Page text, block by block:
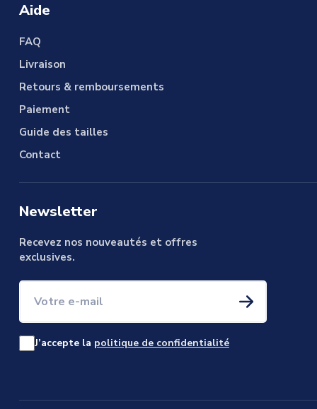
Aide
FAQ
Livraison
Retours & remboursements
Paiement
Guide des tailles
Contact
Newsletter
Recevez nos nouveautés et offres
exclusives.
J’accepte la politique de confidentialité